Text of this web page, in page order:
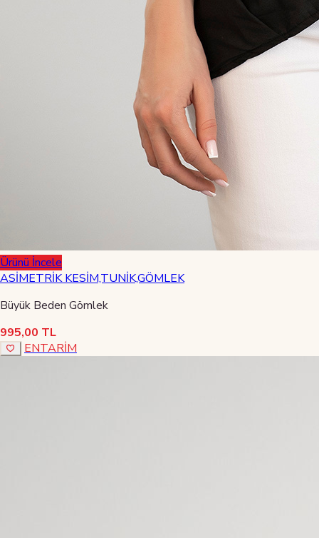
Ürünü İncele
ASİMETRİK KESİM,TUNİK,GÖMLEK
Büyük Beden Gömlek
995,00 TL
ENTARİM